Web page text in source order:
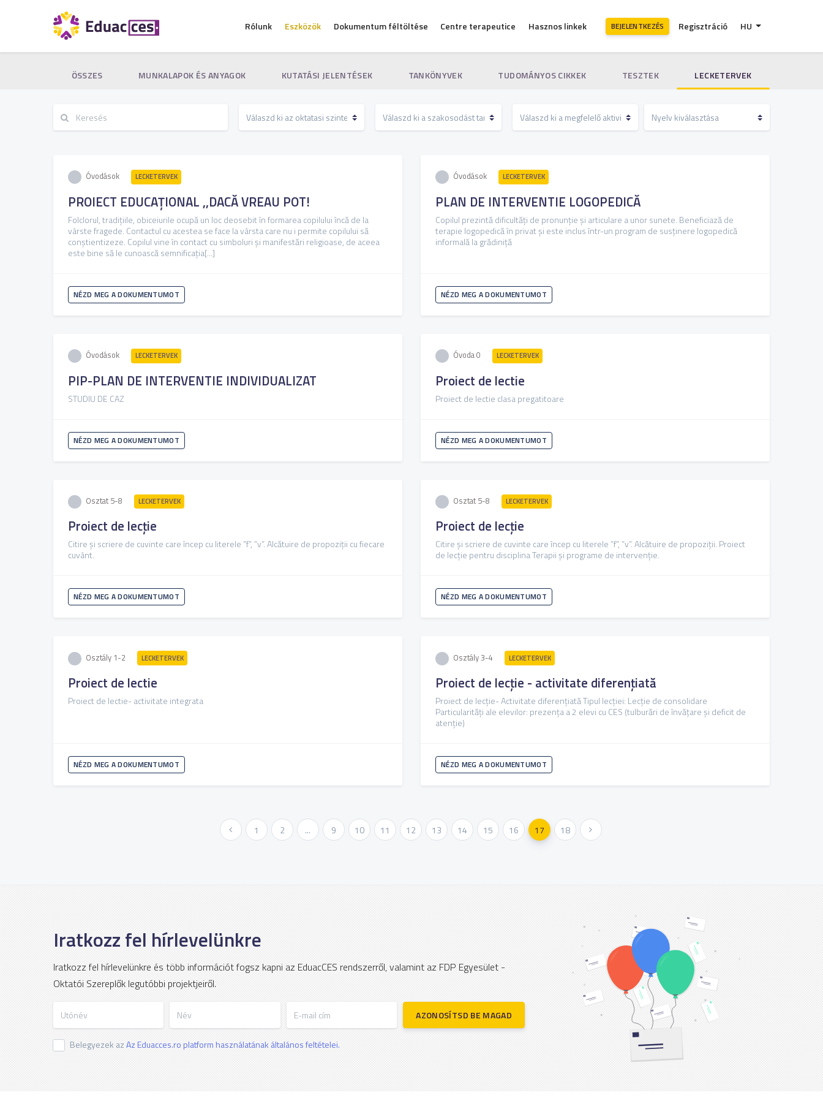
Rólunk Eszközök Dokumentum féltöltése Centre terapeutice Hasznos linkek BEJELENTKEZÉS Regisztráció HU
ÖSSZES MUNKALAPOK ÉS ANYAGOK KUTATÁSI JELENTÉSEK TANKÖNYVEK TUDOMÁNYOS CIKKEK TESZTEK LECKETERVEK
Óvodások LECKETERVEK
PROIECT EDUCAȚIONAL ,,DACĂ VREAU POT!
Folclorul, tradiţiile, obiceiurile ocupă un loc deosebit în formarea copilului încă de la
vârste fragede. Contactul cu acestea se face la vârsta care nu i permite copilului să
conştientizeze. Copilul vine în contact cu simboluri şi manifestări religioase, de aceea
este bine să le cunoască semnificaţia[...]
NÉZD MEG A DOKUMENTUMOT
Óvodások LECKETERVEK
PLAN DE INTERVENTIE LOGOPEDICĂ
Copilul prezintă dificultăți de pronunție și articulare a unor sunete. Beneficiază de
terapie logopedică în privat și este inclus într-un program de susținere logopedică
informală la grădiniță
NÉZD MEG A DOKUMENTUMOT
Óvodások LECKETERVEK
PIP-PLAN DE INTERVENTIE INDIVIDUALIZAT
STUDIU DE CAZ
NÉZD MEG A DOKUMENTUMOT
Óvoda 0 LECKETERVEK
Proiect de lectie
Proiect de lectie clasa pregatitoare
NÉZD MEG A DOKUMENTUMOT
Osztat 5-8 LECKETERVEK
Proiect de lecție
Citire și scriere de cuvinte care încep cu literele ”f”, ”v”. Alcătuire de propoziții cu fiecare
cuvânt.
NÉZD MEG A DOKUMENTUMOT
Osztat 5-8 LECKETERVEK
Proiect de lecție
Citire și scriere de cuvinte care încep cu literele ”f”, ”v”. Alcătuire de propoziții. Proiect
de lecție pentru disciplina Terapii și programe de intervenție.
NÉZD MEG A DOKUMENTUMOT
Osztály 1-2 LECKETERVEK
Proiect de lectie
Proiect de lectie- activitate integrata
NÉZD MEG A DOKUMENTUMOT
Osztály 3-4 LECKETERVEK
Proiect de lecție - activitate diferențiată
Proiect de lecție- Activitate diferențiată Tipul lecției: Lecție de consolidare
Particularități ale elevilor: prezența a 2 elevi cu CES (tulburări de învățare și deficit de
atenție)
NÉZD MEG A DOKUMENTUMOT
« Előző 1 2 ... 9 10 11 12 13 14 15 16 17 18Következő »
Iratkozz fel hírlevelünkre
Iratkozz fel hírlevelünkre és több információt fogsz kapni az EduacCES rendszerről, valamint az FDP Egyesület -
Oktatói Szereplők legutóbbi projektjeiről.
E-mail cím
AZONOSÍTSD BE MAGAD
Belegyezek azAz Eduacces.ro platform használatának általános feltételei.